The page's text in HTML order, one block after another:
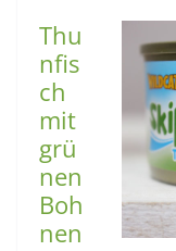
Thu
nfis
ch
mit
grü
nen
Boh
nen